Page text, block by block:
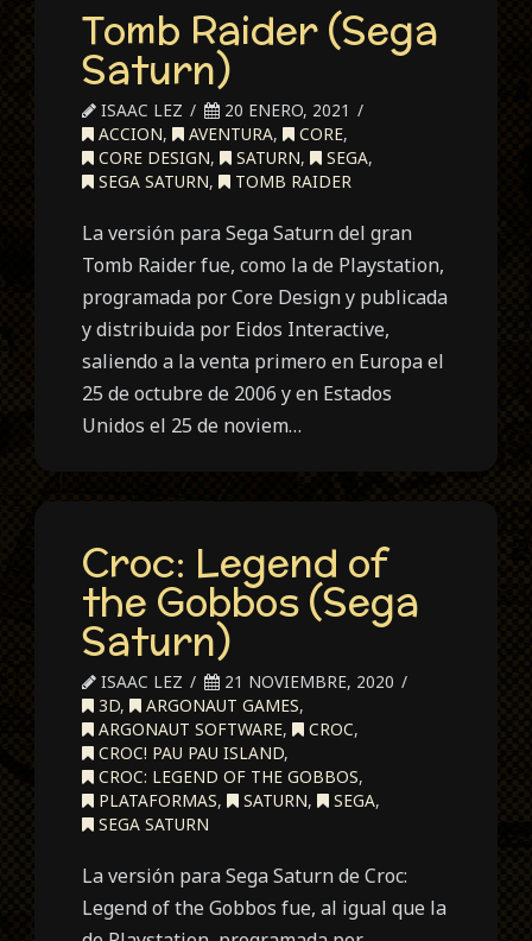
Tomb Raider (Sega
Saturn)
ISAAC LEZ
20 ENERO, 2021
ACCION, AVENTURA, CORE,
CORE DESIGN, SATURN, SEGA,
SEGA SATURN, TOMB RAIDER
La versión para Sega Saturn del gran
Tomb Raider fue, como la de Playstation,
programada por Core Design y publicada
y distribuida por Eidos Interactive,
saliendo a la venta primero en Europa el
25 de octubre de 2006 y en Estados
Unidos el 25 de noviem…
Croc: Legend of
the Gobbos (Sega
Saturn)
ISAAC LEZ
21 NOVIEMBRE, 2020
3D, ARGONAUT GAMES,
ARGONAUT SOFTWARE, CROC,
CROC! PAU PAU ISLAND,
CROC: LEGEND OF THE GOBBOS,
PLATAFORMAS, SATURN, SEGA,
SEGA SATURN
La versión para Sega Saturn de Croc:
Legend of the Gobbos fue, al igual que la